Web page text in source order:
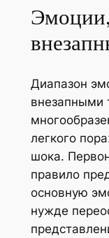
Диапазон
внезапными
легкого
шока.
правило
основную
нужде